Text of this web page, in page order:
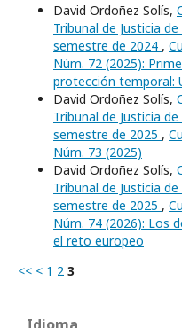
David Ordoñez Solís,
Tribunal de Justicia
semestre de 2024 ,
Núm. 72 (2025):
protección temporal:
David Ordoñez Solís,
Tribunal de Justicia
semestre de 2025 ,
Núm. 73 (2025)
David Ordoñez Solís,
Tribunal de Justicia
semestre de 2025 ,
Núm. 74 (2026): Los
el reto europeo
<< < 1 2 3